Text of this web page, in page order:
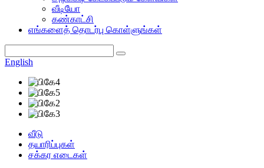
வீடியோ
கண்காட்சி
எங்களைத் தொடர்பு கொள்ளுங்கள்
English
வீடு
தயாரிப்புகள்
சக்கர எடைகள்